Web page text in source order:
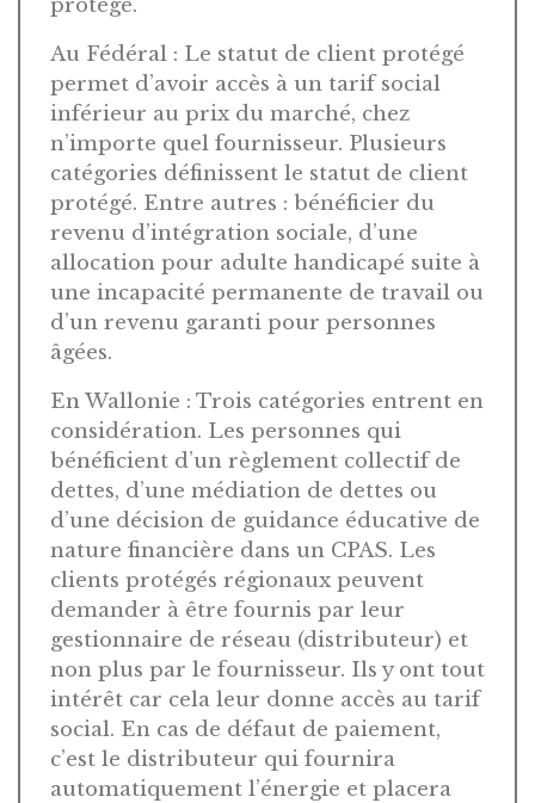
Au Fédéral : Le statut de client protégé
permet d’avoir accès à un tarif social
inférieur au prix du marché, chez
n’importe quel fournisseur. Plusieurs
catégories définissent le statut de client
protégé. Entre autres : bénéficier du
revenu d’intégration sociale, d’une
allocation pour adulte handicapé suite à
une incapacité permanente de travail ou
d’un revenu garanti pour personnes
âgées.
En Wallonie : Trois catégories entrent en
considération. Les personnes qui
bénéficient d’un règlement collectif de
dettes, d’une médiation de dettes ou
d’une décision de guidance éducative de
nature financière dans un CPAS. Les
clients protégés régionaux peuvent
demander à être fournis par leur
gestionnaire de réseau (distributeur) et
non plus par le fournisseur. Ils y ont tout
intérêt car cela leur donne accès au tarif
social. En cas de défaut de paiement,
c’est le distributeur qui fournira
automatiquement l’énergie et placera